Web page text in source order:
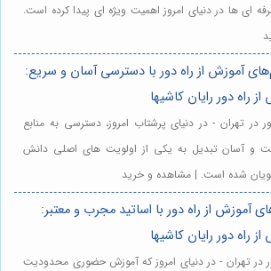
ای ها در دنیای امروز اهمیت ویژه ای پیدا کرده است.
آموزش از راه دور با دسترسی آسان و سریع:
راه دور رایان کاشیها
در تهران - در دنیای پرشتاب امروز، دسترسی به منابع
و آسان تبدیل به یکی از اولویت های اصلی دانش
شده است. | مشاهده و خرید
آموزش از راه دور با اساتید مجرب و معتبر:
راه دور رایان کاشیها
در تهران - در دنیای امروز که آموزش حضوری محدودیت